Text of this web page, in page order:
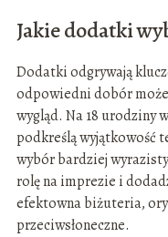
Jakie dodatki
Dodatki odgrywają
odpowiedni dobór może
wygląd. Na 18 urodziny
podkreślą wyjątkowość
wybór bardziej
rolę na imprezie i
efektowna biżuteria,
przeciwsłoneczne.